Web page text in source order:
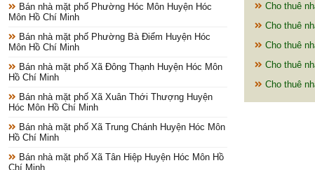
Bán nhà mặt phố Phường Hóc Môn Huyện Hóc
Môn Hồ Chí Minh
Bán nhà mặt phố Phường Bà Điểm Huyện Hóc
Môn Hồ Chí Minh
Bán nhà mặt phố Xã Đông Thạnh Huyện Hóc Môn
Hồ Chí Minh
Bán nhà mặt phố Xã Xuân Thới Thượng Huyện
Hóc Môn Hồ Chí Minh
Bán nhà mặt phố Xã Trung Chánh Huyện Hóc Môn
Hồ Chí Minh
Bán nhà mặt phố Xã Tân Hiệp Huyện Hóc Môn Hồ
Chí Minh
Cho thuê
Cho thuê
Cho thuê
Cho thuê
Cho thuê